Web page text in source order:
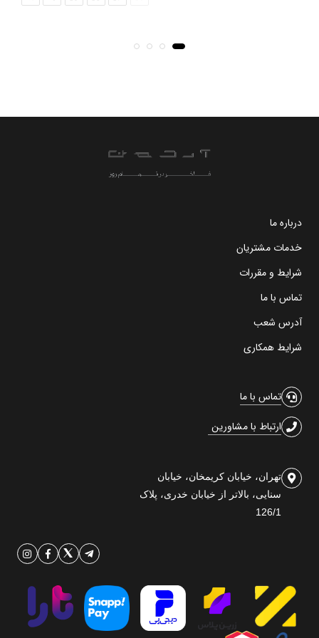
درباره ما
خدمات مشتریان
شرایط و مقررات
تماس با ما
آدرس شعب
شرایط همکاری
تماس با ما
ارتباط با مشاورین
تهران، خیابان کریمخان، خیابان
سنایی، بالاتر از خیابان خدری، پلاک
126/1